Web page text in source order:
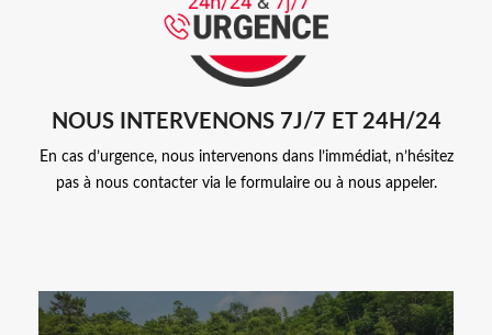
NOUS INTERVENONS 7J/7 ET 24H/24
En cas d’urgence, nous intervenons dans l’immédiat, n’hésitez
pas à nous contacter via le formulaire ou à nous appeler.